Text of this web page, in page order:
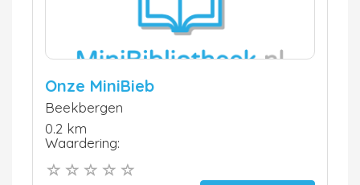
Onze MiniBieb
Beekbergen
0.2 km
Waardering: